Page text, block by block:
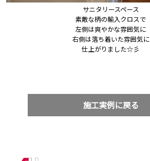
サニタリースペース
素敵な柄の輸入クロスで
左側は爽やかな雰囲気に
右側は落ち着いた雰囲気に
仕上がりました☆彡
施工実例に戻る